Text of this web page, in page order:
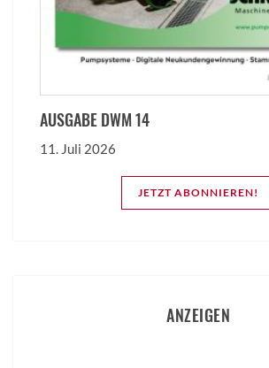
AUSGABE DWM 14
11. Juli 2026
JETZT ABONNIEREN!
ANZEIGEN